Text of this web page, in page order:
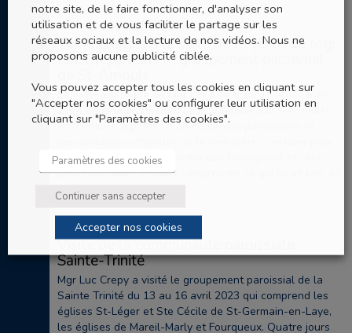
Témoignages à la suite de la visite de Mgr
Luc Crepy dans le groupement paroissial
La visite pastorale de Mgr Luc Crepy, du 15 au 17 mars
2024 dans le groupement paroissial de Saint-Arnoult-
en-Yvelines, a permis à de nombreux paroissiens et
la première fois. Trois d’entre eux témoignent et cela
peut nous aider à mieux comprendre ce qui se vit lors de
ces visites pastorales.
Visite de la communauté paroissiale
Sainte-Trinité
Mgr Luc Crepy a visité le groupement paroissial de la
Sainte Trinité du 13 au 16 avril 2023 qui comprend les
églises St-Léger et Ste Cécile de St-Germain-en-Laye,
les églises de Mareil-Marly et Fourqueux. Quatre jours
notre site, de le faire fonctionner, d'analyser son
utilisation et de vous faciliter le partage sur les
réseaux sociaux et la lecture de nos vidéos. Nous ne
proposons aucune publicité ciblée.
Vous pouvez accepter tous les cookies en cliquant sur
"Accepter nos cookies" ou configurer leur utilisation en
cliquant sur "Paramètres des cookies".
Paramètres des cookies
Continuer sans accepter
Accepter nos cookies